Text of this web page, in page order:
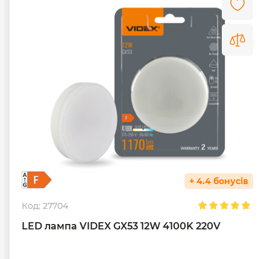
+ 4.4 бонусів
Код: 27704
LED лампа VIDEX GX53 12W 4100K 220V